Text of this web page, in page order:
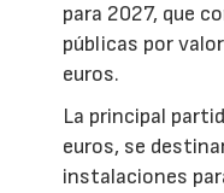
para 2027, que
públicas por
euros.
La principal
euros, se
instalaciones